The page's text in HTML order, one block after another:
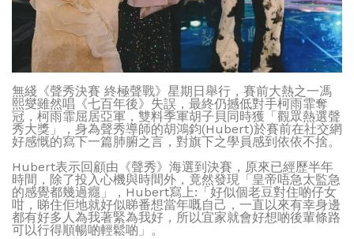
無綫《聲秀決賽 終極聲戰》星期日舉行，賽前大熱之一馮
熙燮雖然唱《七百年後》失誤，最終仍撼低對手柯雨霏奪
冠，柯雨霏屈居亞軍，雙料季軍胡子貝同時獲「觀眾熱選聲
秀大獎」，身為聲秀導師的胡鴻鈞(Hubert)於賽前在社交網
好感慨的寫下一篇肺腑之言，對旗下之學員感到依依不捨。
Hubert表示回顧由《聲秀》海選到決賽，原來已經歷半年
時間，除了投入心機與時間外，竟然發現「皇帝唔急太監急
的感覺都幾過癮」，Hubert寫上:「好似個老豆對住啲仔女
咁，睇住佢地就好似睇番想當年嘅自己，一直以來有幸身邊
都有好多人為我著緊為我好，所以宜家就會好想啲後輩條路
可以行得順暢啲輕鬆啲」。